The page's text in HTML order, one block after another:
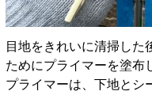
目地をきれいに清掃した
ためにプライマーを塗布
プライマーは、下地とシ